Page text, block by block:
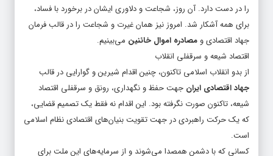
را در دست دارد. آن روز، شجاعت و دلاوری ایشان در برخورد با فساد،
برای همه آشکار شد. امروز نیز همان غیرت و شجاعت را در قالب فرمان
جهاد اقتصادی و مصادره اموال خائنین می‌بینیم.
اقتصاد شیعه و سرقفلی انقلاب
از بدو انقلاب اسلامی تاکنون، چنین اقدام شیرین و گوارایی در قالب
جهاد اقتصادی ایران جهت حفظ و نگهداری، رونق و سرقفلی اقتصاد
شیعه، تاکنون صورت نگرفته بود. این اقدام نه فقط یک تصمیم قضایی،
که یک حرکت راهبردی در جهت تقویت بنیان‌های اقتصادی نظام اسلامی
است.
کسانی که با دشمن همصدا می‌شوند و از سرمایه‌های این ملت برای